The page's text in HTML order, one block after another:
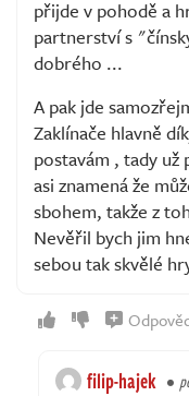
přijde v pohodě a
partnerství s
dobrého ...
A pak jde
Zaklínače hlavně
postavám , tady
asi znamená že
sbohem, takže z
Nevěřil bych jim
sebou tak skvělé
filip-hajek